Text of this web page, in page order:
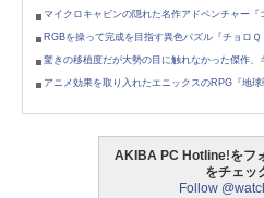
マイクロキャビンの隠れた名作アドベンチャー『
RGBを操って完成を目指す異色パズル『チョロＱ
驚きの移植度だが大勢の目に触れなかった傑作、
アニメ効果を取り入れたエニックスのRPG『地球
AKIBA PC Hotline!をフ
をチェッ
Follow